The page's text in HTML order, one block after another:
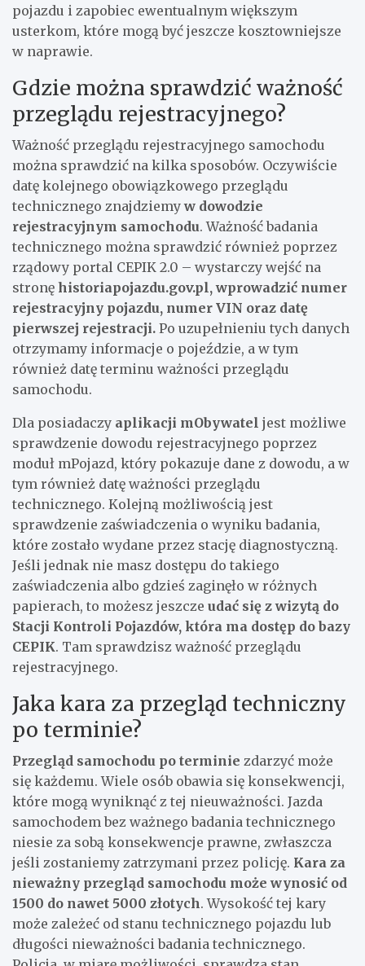
pojazdu i zapobiec ewentualnym większym
usterkom, które mogą być jeszcze kosztowniejsze
w naprawie.
Gdzie można sprawdzić ważność
przeglądu rejestracyjnego?
Ważność przeglądu rejestracyjnego samochodu
można sprawdzić na kilka sposobów. Oczywiście
datę kolejnego obowiązkowego przeglądu
technicznego znajdziemyw dowodzie
rejestracyjnym samochodu. Ważność badania
technicznego można sprawdzić również poprzez
rządowy portal CEPIK 2.0 – wystarczy wejść na
stronę historiapojazdu.gov.pl, wprowadzić numer
rejestracyjny pojazdu, numer VIN oraz datę
pierwszej rejestracji. Po uzupełnieniu tych danych
otrzymamy informacje o pojeździe, a w tym
również datę terminu ważności przeglądu
samochodu.
Dla posiadaczy aplikacji mObywatel jest możliwe
sprawdzenie dowodu rejestracyjnego poprzez
moduł mPojazd, który pokazuje dane z dowodu, a w
tym również datę ważności przeglądu
technicznego. Kolejną możliwością jest
sprawdzenie zaświadczenia o wyniku badania,
które zostało wydane przez stację diagnostyczną.
Jeśli jednak nie masz dostępu do takiego
zaświadczenia albo gdzieś zaginęło w różnych
papierach, to możesz jeszcze udać się z wizytą do
Stacji Kontroli Pojazdów, która ma dostęp do bazy
CEPIK. Tam sprawdzisz ważność przeglądu
rejestracyjnego.
Jaka kara za przegląd techniczny
po terminie?
Przegląd samochodu po terminie zdarzyć może
się każdemu. Wiele osób obawia się konsekwencji,
które mogą wyniknąć z tej nieuważności. Jazda
samochodem bez ważnego badania technicznego
niesie za sobą konsekwencje prawne, zwłaszcza
jeśli zostaniemy zatrzymani przez policję. Kara za
nieważny przegląd samochodu może wynosić od
1500 do nawet 5000 złotych. Wysokość tej kary
może zależeć od stanu technicznego pojazdu lub
długości nieważności badania technicznego.